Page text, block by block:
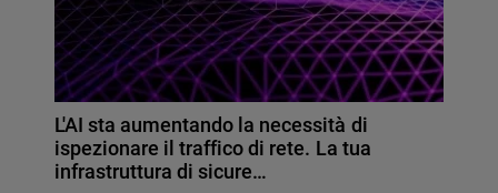
L'AI sta aumentando la necessità di
ispezionare il traffico di rete. La tua
infrastruttura di sicure…